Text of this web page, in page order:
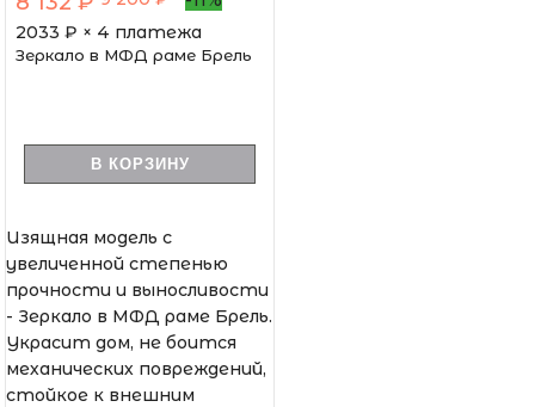
2033 ₽ × 4 платежа
Зеркало в МФД раме Брель
В КОРЗИНУ
Изящная модель с
увеличенной степенью
прочности и выносливости
- Зеркало в МФД раме Брель.
Украсит дом, не боится
механических повреждений,
стойкое к внешним